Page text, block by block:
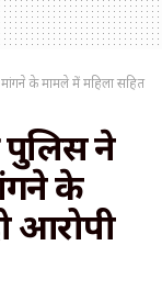
मांगने के मामले में महिला सहित
पुलिस ने
के
आरोपी